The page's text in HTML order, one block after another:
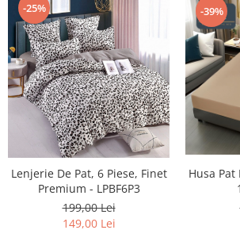
-25%
Lenjerie De Pat, 6 Piese, Finet
Premium - LPBF6P3
199,00 Lei
149,00 Lei
-39%
Husa